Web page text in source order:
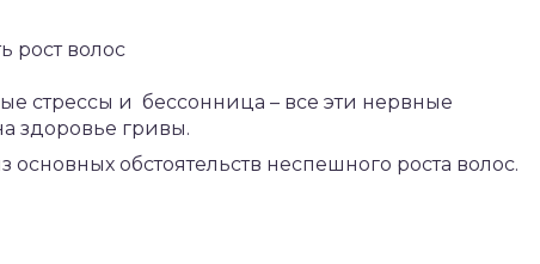
рост волос
стрессы и бессонница – все эти нервные
здоровье гривы.
обстоятельств неспешного роста волос.